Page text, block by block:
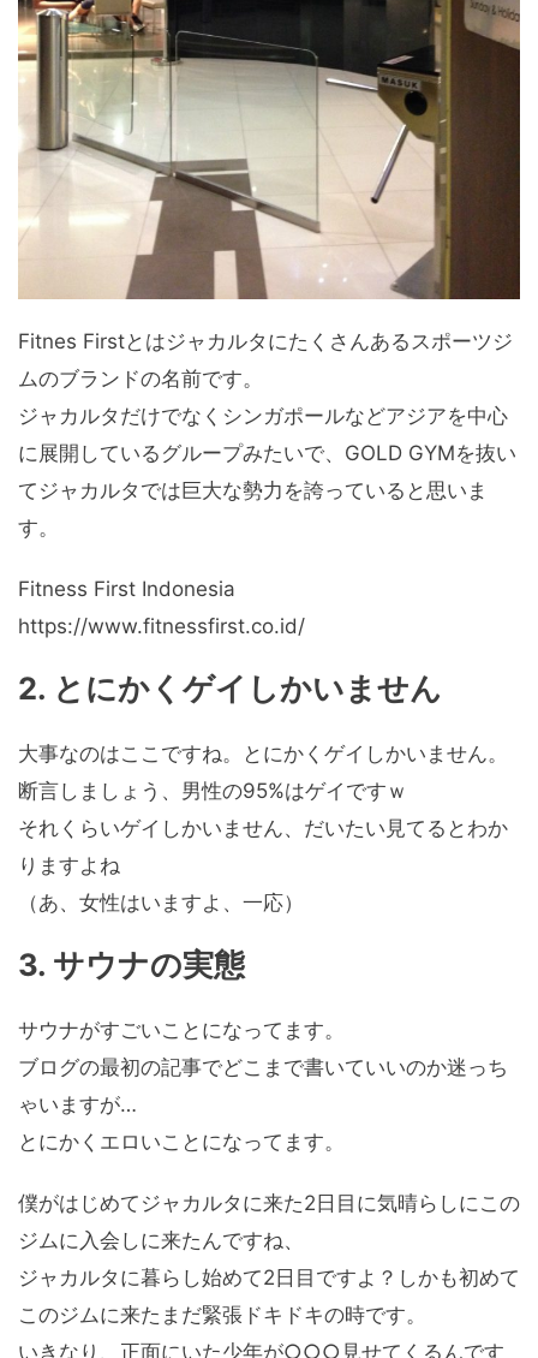
Fitnes Firstとはジャカルタにたくさんあるスポーツジ
ムのブランドの名前です。
ジャカルタだけでなくシンガポールなどアジアを中心
に展開しているグループみたいで、GOLD GYMを抜い
てジャカルタでは巨大な勢力を誇っていると思いま
す。
Fitness First Indonesia
https://www.fitnessfirst.co.id/
2. とにかくゲイしかいません
大事なのはここですね。とにかくゲイしかいません。
断言しましょう、男性の95%はゲイですｗ
それくらいゲイしかいません、だいたい見てるとわか
りますよね
（あ、女性はいますよ、一応）
3. サウナの実態
サウナがすごいことになってます。
ブログの最初の記事でどこまで書いていいのか迷っち
ゃいますが…
とにかくエロいことになってます。
僕がはじめてジャカルタに来た2日目に気晴らしにこの
ジムに入会しに来たんですね、
ジャカルタに暮らし始めて2日目ですよ？しかも初めて
このジムに来たまだ緊張ドキドキの時です。
いきなり、正面にいた少年が○○○見せてくるんです